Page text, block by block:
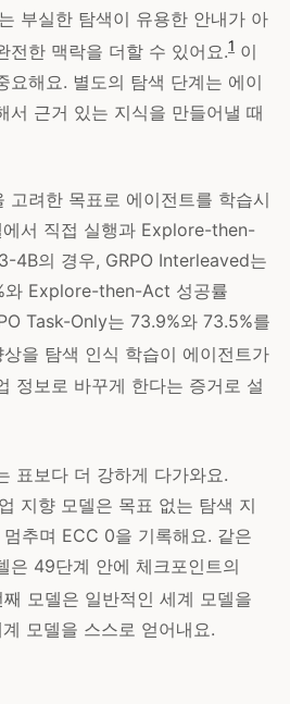
부실한 탐색이 유용한 안내가 아
전한 맥락을 더할 수 있어요.1 이
요해요. 별도의 탐색 단계는 에이
서 근거 있는 지식을 만들어낼 때
고려한 목표로 에이전트를 학습시
서 직접 실행과 Explore-then-
4B의 경우, GRPO Interleaved는
와 Explore-then-Act 성공률
Task-Only는 73.9%와 73.5%를
을 탐색 인식 학습이 에이전트가
정보로 바꾸게 한다는 증거로 설
표보다 더 강하게 다가와요.
지향 모델은 목표 없는 탐색 지
추며 ECC 0을 기록해요. 같은
은 49단계 안에 체크포인트의
째 모델은 일반적인 세계 모델을
모델을 스스로 얻어내요.